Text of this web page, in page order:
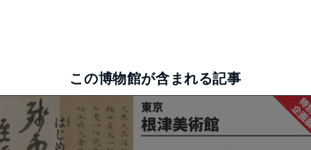
この博物館が含まれる記事